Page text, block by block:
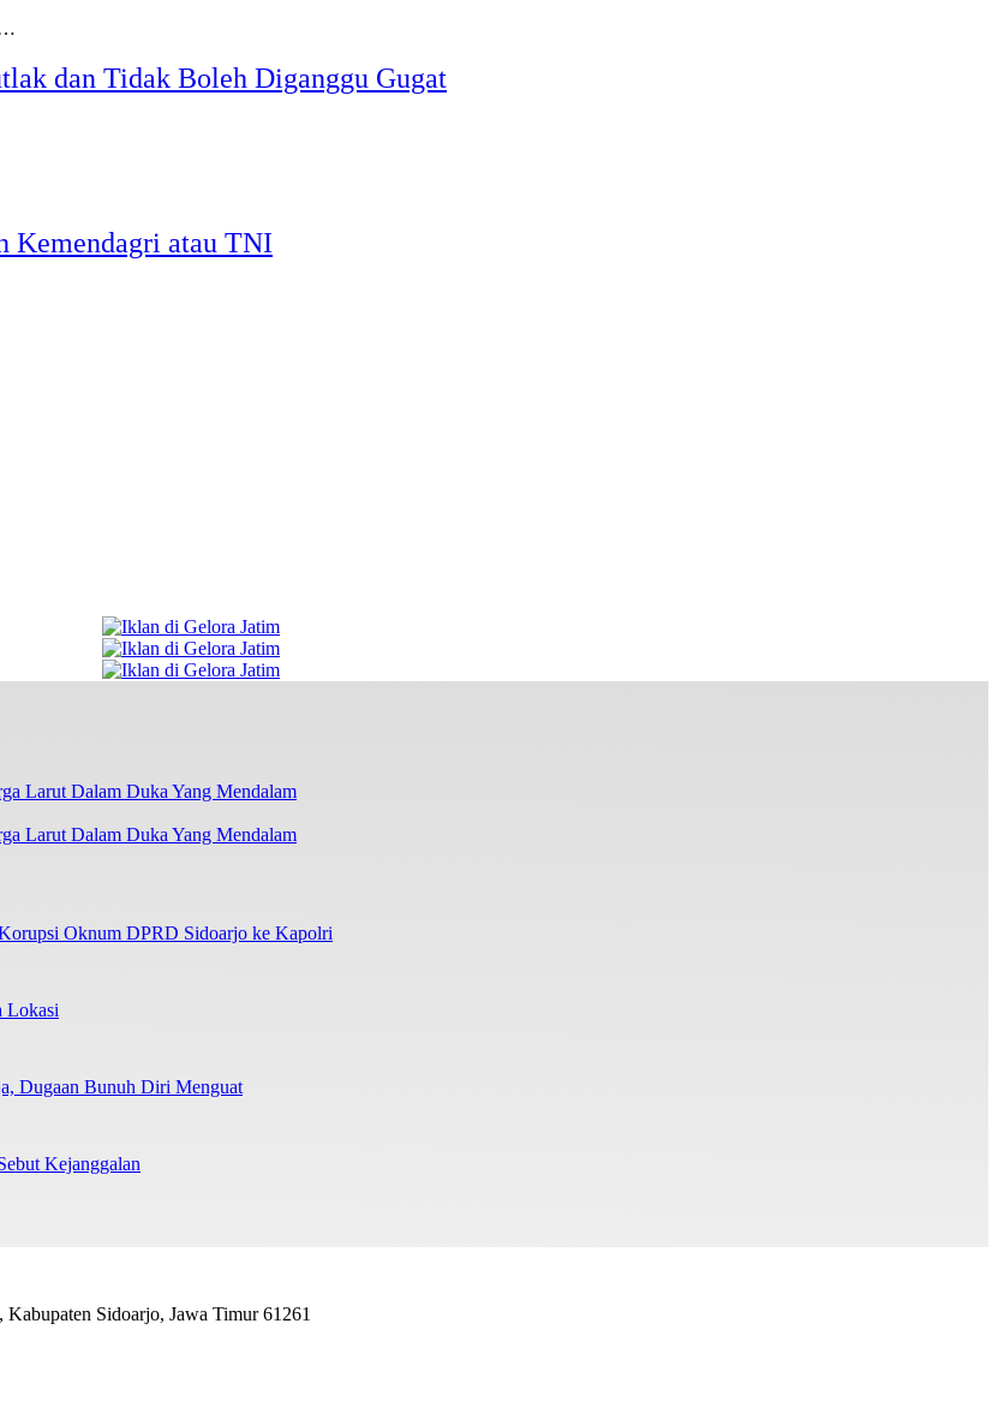
dan Tidak Boleh Diganggu Gugat
Kemendagri atau TNI
Larut Dalam Duka Yang Mendalam
Oknum DPRD Sidoarjo ke Kapolri
Lokasi
Dugaan Bunuh Diri Menguat
Kejanggalan
Sidoarjo, Jawa Timur 61261